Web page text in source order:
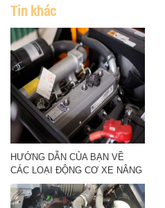
Tin khác
HƯỚNG DẪN CỦA BẠN VỀ
CÁC LOẠI ĐỘNG CƠ XE NÂNG